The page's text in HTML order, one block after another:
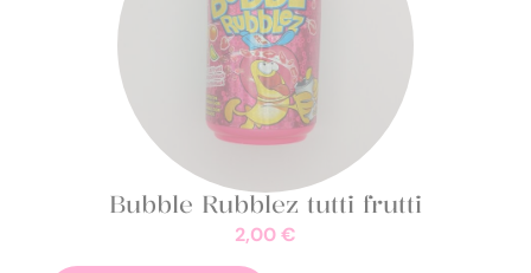
Bubble Rubblez tutti frutti
2,00€